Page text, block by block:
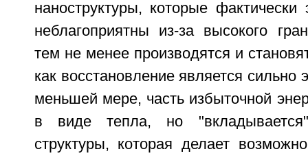
наноструктуры, которые фактически
неблагоприятны из-за высокого
тем не менее производятся и
как восстановление является сильно
меньшей мере, часть избыточной
в виде тепла, но
структуры, которая делает